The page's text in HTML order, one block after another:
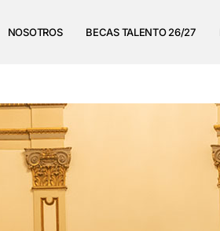
NOSOTROS BECAS TALENTO 26/27